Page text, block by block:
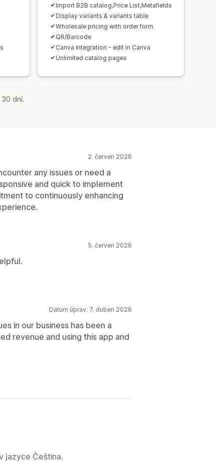
Import B2B catalog,Price List,Metafields
Display variants & variants table
Wholesale pricing with order form
QR/Barcode
Canva integration - edit in Canva
Unlimited catalog pages
dní.
2. červen 2026
any issues or need a
and quick to implement
to continuously enhancing
5. červen 2026
Datum úprav: 7. duben 2026
in our business has been a
revenue and using this app and
jazyce Čeština.